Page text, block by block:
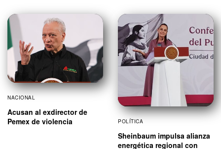
NACIONAL
Acusan al exdirector de
Pemex de violencia
POLÍTICA
Sheinbaum impulsa alianza
energética regional con